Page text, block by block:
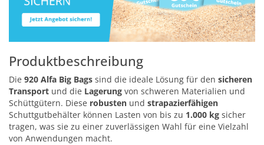
Produktbeschreibung
Die 920 Alfa Big Bags sind die ideale Lösung für den sicheren
Transport und die Lagerung von schweren Materialien und
Schüttgütern. Diese robusten und strapazierfähigen
Schuttgutbehälter können Lasten von bis zu 1.000 kg sicher
tragen, was sie zu einer zuverlässigen Wahl für eine Vielzahl
von Anwendungen macht.